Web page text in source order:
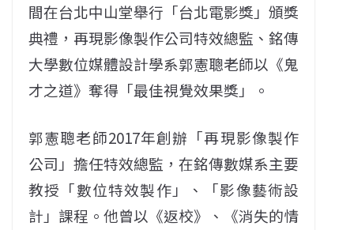
間在台北中山堂舉行「台北電影獎」頒獎
典禮，再現影像製作公司特效總監、銘傳
大學數位媒體設計學系郭憲聰老師以《鬼
才之道》奪得「最佳視覺效果獎」。
郭憲聰老師2017年創辦「再現影像製作
公司」擔任特效總監，在銘傳數媒系主要
教授「數位特效製作」、「影像藝術設
計」課程。他曾以《返校》、《消失的情